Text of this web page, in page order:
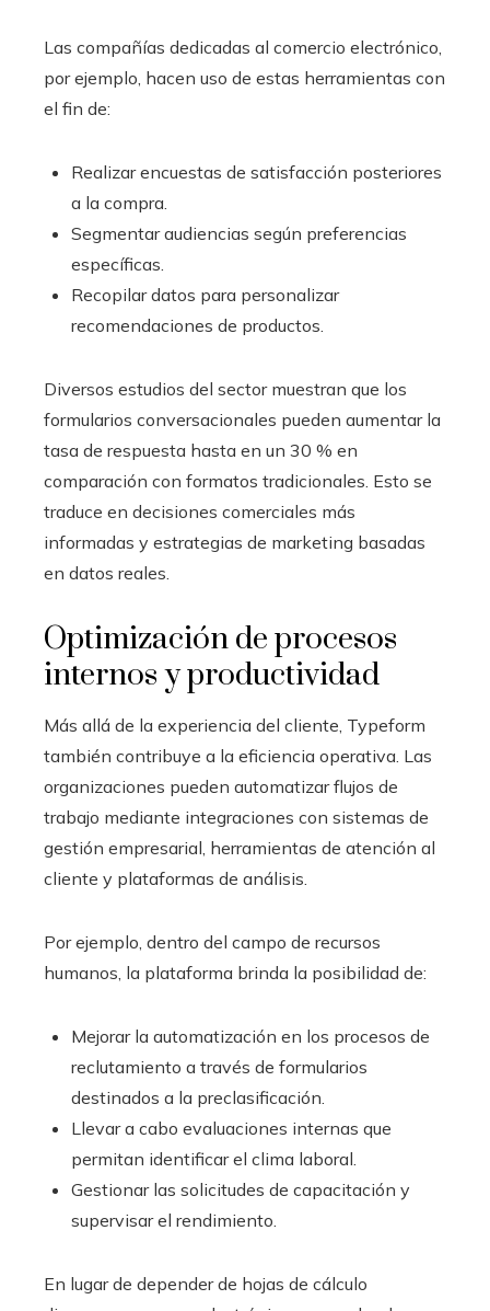
Las compañías dedicadas al comercio electrónico,
por ejemplo, hacen uso de estas herramientas con
el fin de:
Realizar encuestas de satisfacción posteriores
a la compra.
Segmentar audiencias según preferencias
específicas.
Recopilar datos para personalizar
recomendaciones de productos.
Diversos estudios del sector muestran que los
formularios conversacionales pueden aumentar la
tasa de respuesta hasta en un 30 % en
comparación con formatos tradicionales. Esto se
traduce en decisiones comerciales más
informadas y estrategias de marketing basadas
en datos reales.
Optimización de procesos
internos y productividad
Más allá de la experiencia del cliente, Typeform
también contribuye a la eficiencia operativa. Las
organizaciones pueden automatizar flujos de
trabajo mediante integraciones con sistemas de
gestión empresarial, herramientas de atención al
cliente y plataformas de análisis.
Por ejemplo, dentro del campo de recursos
humanos, la plataforma brinda la posibilidad de:
Mejorar la automatización en los procesos de
reclutamiento a través de formularios
destinados a la preclasificación.
Llevar a cabo evaluaciones internas que
permitan identificar el clima laboral.
Gestionar las solicitudes de capacitación y
supervisar el rendimiento.
En lugar de depender de hojas de cálculo